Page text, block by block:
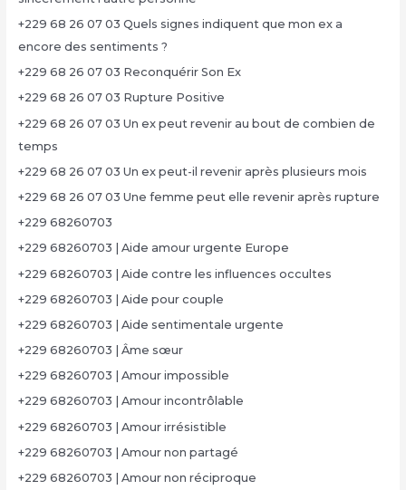
+229 68 26 07 03 Quels signes indiquent que mon ex a
encore des sentiments ?
+229 68 26 07 03 Reconquérir Son Ex
+229 68 26 07 03 Rupture Positive
+229 68 26 07 03 Un ex peut revenir au bout de combien de
temps
+229 68 26 07 03 Un ex peut-il revenir après plusieurs mois
+229 68 26 07 03 Une femme peut elle revenir après rupture
+229 68260703
+229 68260703 | Aide amour urgente Europe
+229 68260703 | Aide contre les influences occultes
+229 68260703 | Aide pour couple
+229 68260703 | Aide sentimentale urgente
+229 68260703 | Âme sœur
+229 68260703 | Amour impossible
+229 68260703 | Amour incontrôlable
+229 68260703 | Amour irrésistible
+229 68260703 | Amour non partagé
+229 68260703 | Amour non réciproque